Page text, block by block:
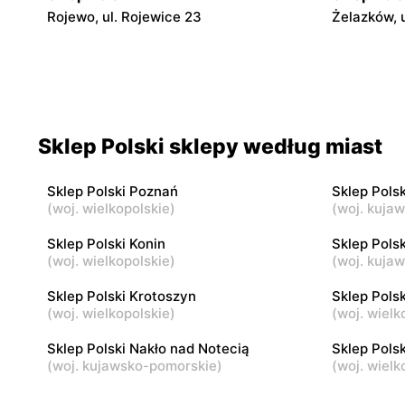
Rojewo, ul. Rojewice 23 Żelazków,
Trzemeszno, ul. Wymysłowo 19/2 Dobrcz, ul.
Sklep Polski
Pyzdry, ul. Szybska 12
Sklep
Białe Błota, ul. Barycka 37H
Sklep Polski sklepy według miast
Sklep Polski Poznań
(woj. wielkopolskie)
Sklep
(woj.
Sklep Polski Konin
(woj. wielkopolskie)
Sklep
(woj.
Sklep Polski Krotoszyn
(woj. wielkopolskie)
Sklep
(woj.
Sklep Polski Nakło nad Notecią
(woj. kujawsko-pomorskie)
Sklep
(woj.